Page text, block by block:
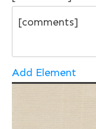
Add Element